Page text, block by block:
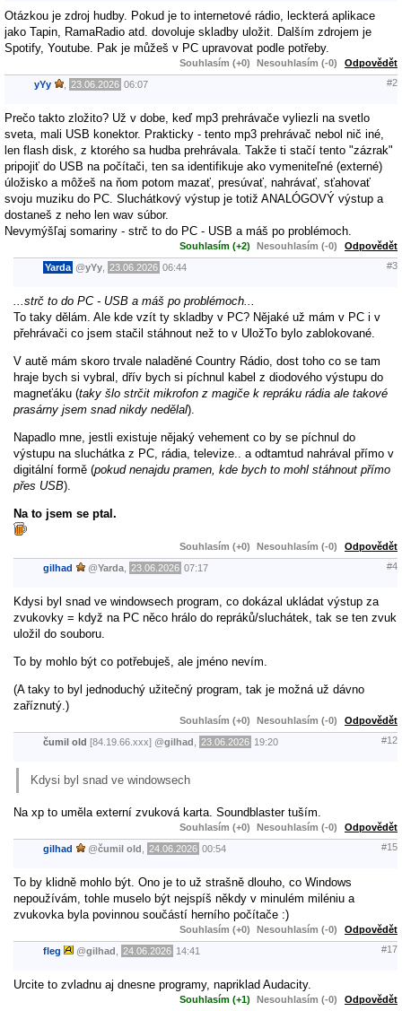
Otázkou je zdroj hudby. Pokud je to internetové rádio, leckterá aplikace
jako Tapin, RamaRadio atd. dovoluje skladby uložit. Dalším zdrojem je
Spotify, Youtube. Pak je můžeš v PC upravovat podle potřeby.
Souhlasím (+0) Nesouhlasím (-0) Odpovědět
yYy 23.06.2026 06:07 #2
Prečo takto zložito? Už v dobe, keď mp3 prehrávače vyliezli na svetlo
sveta, mali USB konektor. Prakticky - tento mp3 prehrávač nebol nič iné,
len flash disk, z ktorého sa hudba prehrávala. Takže ti stačí tento "zázrak"
pripojiť do USB na počítači, ten sa identifikuje ako vymeniteľné (externé)
úložisko a môžeš na ňom potom mazať, presúvať, nahrávať, sťahovať
svoju muziku do PC. Sluchátkový výstup je totiž ANALÓGOVÝ výstup a
dostaneš z neho len wav súbor.
Nevymýšľaj somariny - strč to do PC - USB a máš po problémoch.
Souhlasím (+2) Nesouhlasím (-0) Odpovědět
Yarda @yYy 23.06.2026 06:44 #3
...strč to do PC - USB a máš po problémoch...
To taky dělám. Ale kde vzít ty skladby v PC? Nějaké už mám v PC i v
přehrávači co jsem stačil stáhnout než to v UložTo bylo zablokované.
V autě mám skoro trvale naladěné Country Rádio, dost toho co se tam
hraje bych si vybral, dřív bych si píchnul kabel z diodového výstupu do
magneťáku (taky šlo strčit mikrofon z magiče k repráku rádia ale takové
prasárny jsem snad nikdy nedělal).
Napadlo mne, jestli existuje nějaký vehement co by se píchnul do
výstupu na sluchátka z PC, rádia, televize.. a odtamtud nahrával přímo v
digitální formě (pokud nenajdu pramen, kde bych to mohl stáhnout přímo
přes USB).
Na to jsem se ptal.
Souhlasím (+0) Nesouhlasím (-0) Odpovědět
gilhad @Yarda 23.06.2026 07:17 #4
Kdysi byl snad ve windowsech program, co dokázal ukládat výstup za
zvukovky = když na PC něco hrálo do repráků/sluchátek, tak se ten zvuk
uložil do souboru.
To by mohlo být co potřebuješ, ale jméno nevím.
(A taky to byl jednoduchý užitečný program, tak je možná už dávno
zaříznutý.)
Souhlasím (+0) Nesouhlasím (-0) Odpovědět
čumil old [84.19.66.xxx] @gilhad 23.06.2026 19:20 #12
Kdysi byl snad ve windowsech
Na xp to uměla externí zvuková karta. Soundblaster tuším.
Souhlasím (+0) Nesouhlasím (-0) Odpovědět
gilhad @čumil old 24.06.2026 00:54 #15
To by klidně mohlo být. Ono je to už strašně dlouho, co Windows
nepoužívám, tohle muselo být nejspíš někdy v minulém miléniu a
zvukovka byla povinnou součástí herního počítače :)
Souhlasím (+0) Nesouhlasím (-0) Odpovědět
fleg @gilhad 24.06.2026 14:41 #17
Urcite to zvladnu aj dnesne programy, napriklad Audacity.
Souhlasím (+1) Nesouhlasím (-0) Odpovědět